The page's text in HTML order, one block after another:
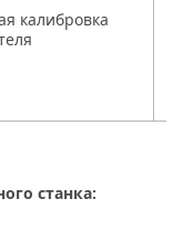
калибровка
станка: